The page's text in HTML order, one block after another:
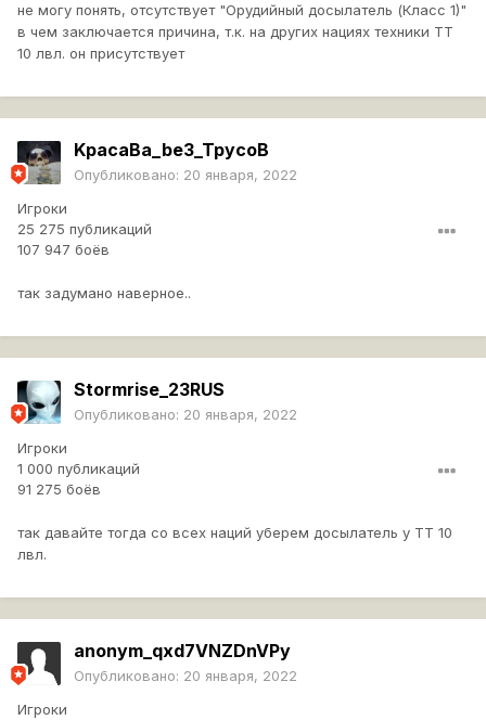
не могу понять, отсутствует "Орудийный досылатель (Класс 1)"
в чем заключается причина, т.к. на других нациях техники ТТ
10 лвл. он присутствует
KpacaBa_be3_TpycoB
Опубликовано: 20 января, 2022
Игроки
25 275 публикаций
107 947 боёв
так задумано наверное..
Stormrise_23RUS
Опубликовано: 20 января, 2022
Игроки
1 000 публикаций
91 275 боёв
так давайте тогда со всех наций уберем досылатель у ТТ 10
лвл.
anonym_qxd7VNZDnVPy
Опубликовано: 20 января, 2022
Игроки